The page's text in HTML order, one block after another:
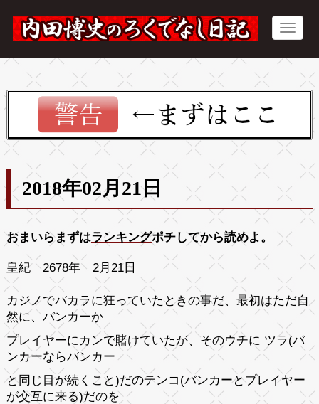
2018年02月21日
おまいらまずはランキングポチしてから読めよ。
皇紀 2678年 2月21日
カジノでバカラに狂っていたときの事だ、最初はただ自
然に、バンカーか
プレイヤーにカンで賭けていたが、そのウチに ツラ(バ
ンカーならバンカー
と同じ目が続くこと)だのテンコ(バンカーとプレイヤー
が交互に来る)だのを